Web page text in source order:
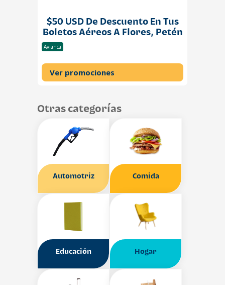
$50 USD De Descuento En Tus
Boletos Aéreos A Flores, Petén
Avianca
Ver promociones
Otras categorías
Automotriz Comida
Educación Hogar